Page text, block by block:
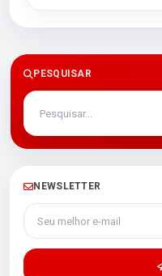
PESQUISAR
NEWSLETTER
Seu melhor e-mail